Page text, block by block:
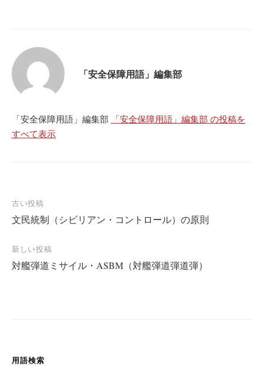
「安全保障用語」編集部
「安全保障用語」編集部
「安全保障用語」編集部 の投稿を
すべて表示
投
稿
ナ
ビ
ゲ
古い投稿
文民統制（シビリアン・コントロール）の原則
新しい投稿
対艦弾道ミサイル・ASBM（対艦弾道弾道弾）
用語検索